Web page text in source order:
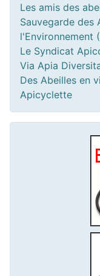
Les amis des
Sauvegarde des
l'Environnement
Le Syndicat
Via Apia
Des Abeilles en
Apicyclette